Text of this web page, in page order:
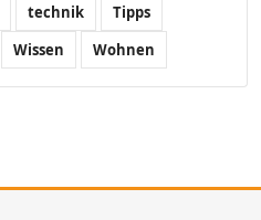
technik
Tipps
Wissen Wohnen